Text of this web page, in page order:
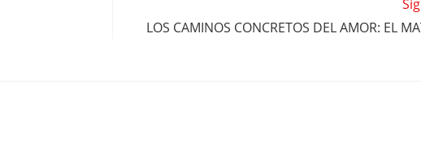
LOS CAMINOS CONCRETOS DEL AMOR: EL